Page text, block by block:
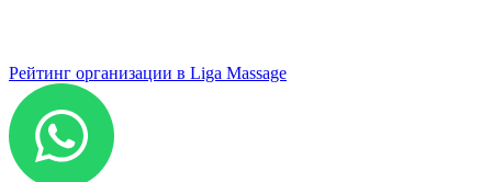
Рейтинг организации в Liga Massage